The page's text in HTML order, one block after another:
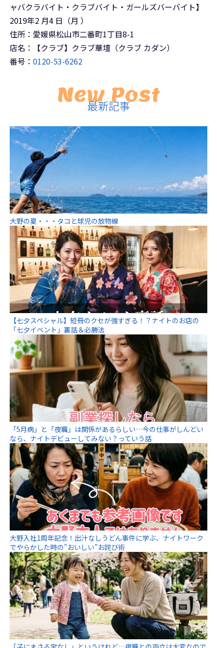
ャバクラバイト・クラブバイト・ガールズバーバイト】
2019年2 月4 日（月 ）
住所：愛媛県松山市二番町1丁目8-1
店名：【クラブ】クラブ華壇（クラブ カダン）
番号： 0120-53-6262
New Post
最新記事
大野の夏・・・タコと球児の放物線
【七夕スペシャル】短冊のクセが強すぎる！？ナイトのお店の
「七夕イベント」裏話＆必勝法
「5月病」と「夜職」は関係があるらしい…今の仕事がしんどい
なら、ナイトデビューしてみない？っていう話
大野入社1周年記念！出汁なしうどん事件に学ぶ、ナイトワーク
でやらかした時の”おいしい”お詫び術